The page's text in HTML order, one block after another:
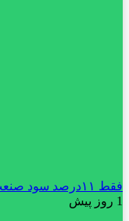
فقط ۱۱‌درصد سود صنعت دارو تبدیل به نقدینگی شده است
1 روز پیش